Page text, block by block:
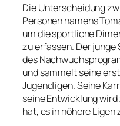
Die Unterscheidung
Personen namens
um die sportliche
zu erfassen. Der junge
des
und sammelt seine
Jugendligen. Seine
seine Entwicklung
hat, es in höhere Ligen